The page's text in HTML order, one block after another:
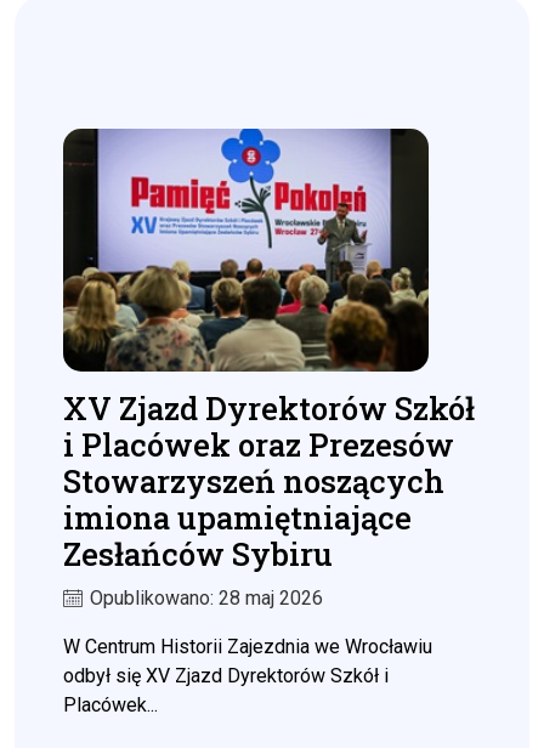
XV Zjazd Dyrektorów Szkół
i Placówek oraz Prezesów
Stowarzyszeń noszących
imiona upamiętniające
Zesłańców Sybiru
Opublikowano: 28 maj 2026
W Centrum Historii Zajezdnia we Wrocławiu
odbył się XV Zjazd Dyrektorów Szkół i
Placówek...